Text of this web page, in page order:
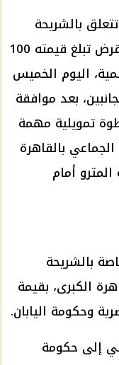
بالشريحة
الرابعة من التمويل الياباني المخصص لتنفيذ المرحلة الأولى، بقرض تبلغ قيمته 100
اليوم الخميس
الجانبين، بعد موافقة
تمويلية مهمة
بالقاهرة
أمام
بالشريحة
الكبرى، بقيمة
إلى حكومة